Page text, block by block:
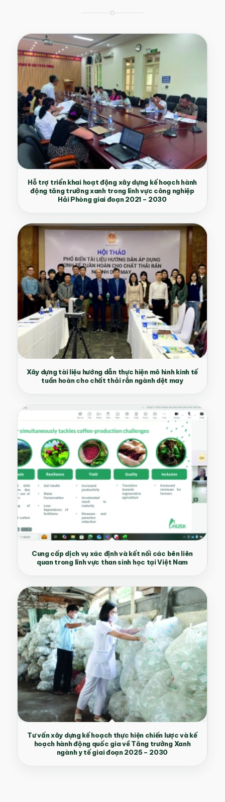
Hỗ trợ triển khai hoạt động xây dựng kế hoạch hành
động tăng trưởng xanh trong lĩnh vực công nghiệp
Hải Phòng giai đoạn 2021 – 2030
Xây dựng tài liệu hướng dẫn thực hiện mô hình kinh tế
tuần hoàn cho chất thải rắn ngành dệt may
Cung cấp dịch vụ xác định và kết nối các bên liên
quan trong lĩnh vực than sinh học tại Việt Nam
Tư vấn xây dựng kế hoạch thực hiện chiến lược và kế
hoạch hành động quốc gia về Tăng trưởng Xanh
ngành y tế giai đoạn 2025 – 2030